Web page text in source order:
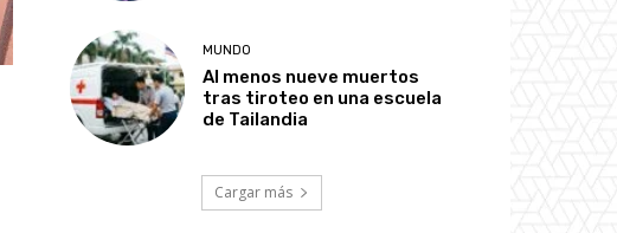
MUNDO
Al menos nueve muertos
tras tiroteo en una escuela
de Tailandia
Cargar más